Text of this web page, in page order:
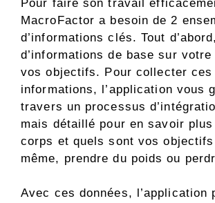
Pour faire son travail
MacroFactor a besoin de 2
d’informations clés. Tout
d’informations de base sur
vos objectifs. Pour collecter ces
informations, l’application vous
travers un processus
mais détaillé pour en savoir
corps et quels sont vos
même, prendre du poids ou
Avec ces données, l’application